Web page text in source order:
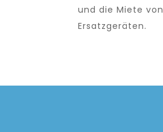
und die Miete von
Ersatzgeräten.